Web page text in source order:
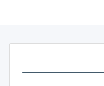
Gesetzliche